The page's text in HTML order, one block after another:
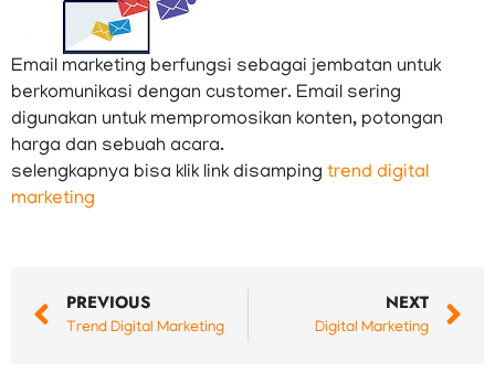
Email marketing berfungsi sebagai jembatan untuk
berkomunikasi dengan customer. Email sering
digunakan untuk mempromosikan konten, potongan
harga dan sebuah acara.
selengkapnya bisa klik link disamping trend digital
marketing
PREVIOUS
Trend Digital Marketing
NEXT
Digital Marketing